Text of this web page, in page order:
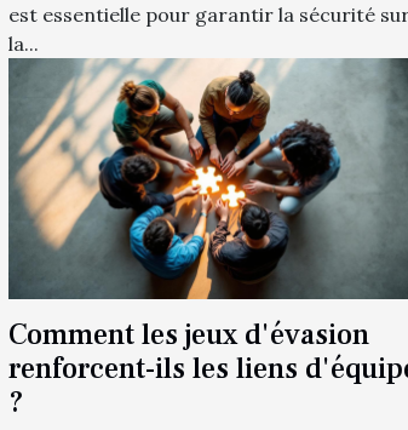
est essentielle pour garantir la sécurité
la...
Comment les jeux d'évasion
renforcent-ils les liens
?